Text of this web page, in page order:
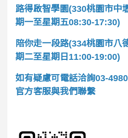
路得啟智學園(330桃園市中
期一至星期五08:30-17:30)
陪你走一段路(334桃園市八
期二至星期日11:00-19:00)
如有疑慮可電話洽詢03-
官方客服與我們聯繫